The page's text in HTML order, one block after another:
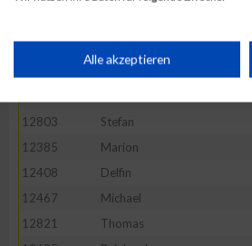
12630
Marcel
David
12803
Stefan
12385
Marion
12408
Delfin
12467
Michael
12821
Thomas
Speichern von oder Zugriff auf
Erstellung von Profilen für
Verwendung von Profilen zur
Alle akzeptieren